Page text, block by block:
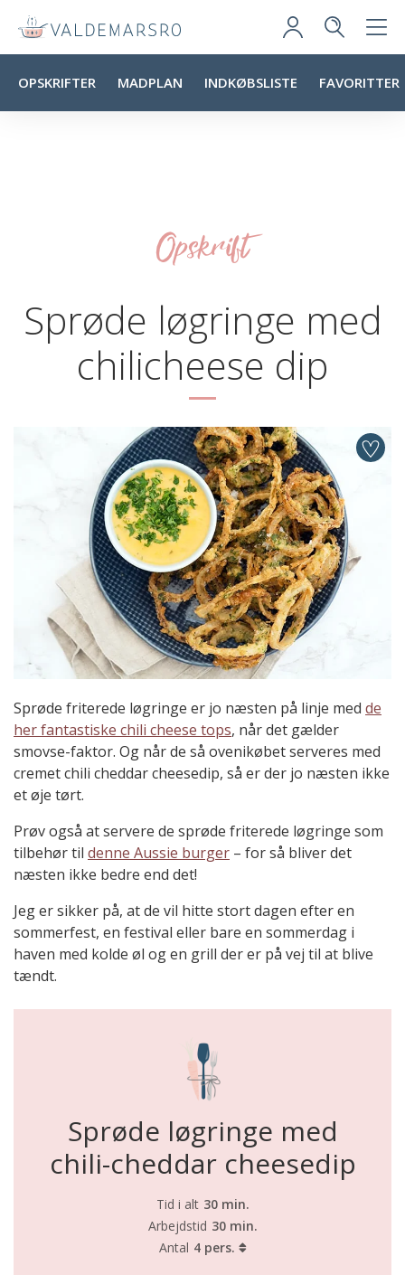
OPSKRIFTER MADPLAN INDKØBSLISTE FAVORITTER
Opskrift
Sprøde løgringe med
chilicheese dip
Sprøde friterede løgringe er jo næsten på linje med de
her fantastiske chili cheese tops, når det gælder
smovse-faktor. Og når de så ovenikøbet serveres med
cremet chili cheddar cheesedip, så er der jo næsten ikke
et øje tørt.
Prøv også at servere de sprøde friterede løgringe som
tilbehør til denne Aussie burger – for så bliver det
næsten ikke bedre end det!
Jeg er sikker på, at de vil hitte stort dagen efter en
sommerfest, en festival eller bare en sommerdag i
haven med kolde øl og en grill der er på vej til at blive
tændt.
Sprøde løgringe med
chili-cheddar cheesedip
Tid i alt 30 min.
Arbejdstid 30 min.
Antal 4 pers.